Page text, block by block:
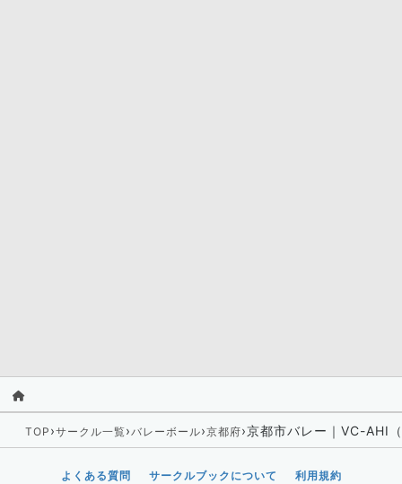
TOP ›サークル一覧›バレーボール›京都府›京都市バレー｜VC-AHI
よくある質問 サークルブックについて 利用規約